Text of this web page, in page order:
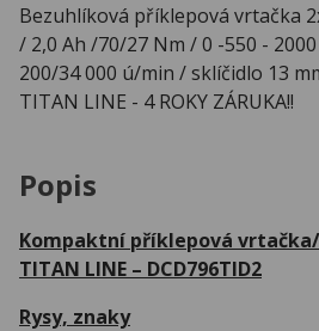
Bezuhlíková příklepová vrtačka
/ 2,0 Ah /70/27 Nm / 0 -550 -
200/34 000 ú/min / sklíčidlo 13
TITAN LINE - 4 ROKY ZÁRUKA!!
Popis
Kompaktní příklepová vrtačka/
TITAN LINE – DCD796TID2
Rysy, znaky